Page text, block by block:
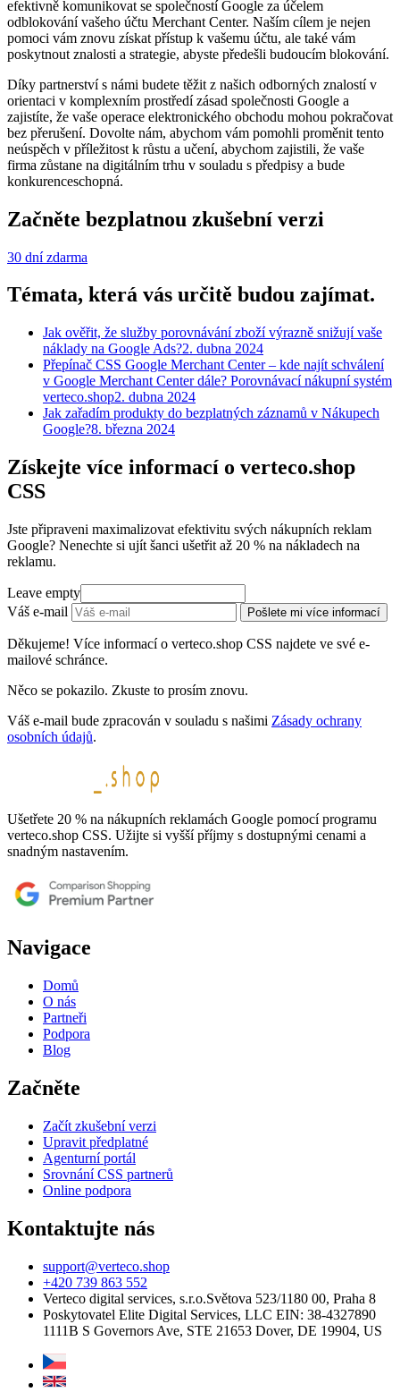
efektivně komunikovat se společností Google za účelem
odblokování vašeho účtu Merchant Center. Naším cílem je nejen
pomoci vám znovu získat přístup k vašemu účtu, ale také vám
poskytnout znalosti a strategie, abyste předešli budoucím blokování.
Díky partnerství s námi budete těžit z našich odborných znalostí v
orientaci v komplexním prostředí zásad společnosti Google a
zajistíte, že vaše operace elektronického obchodu mohou pokračovat
bez přerušení. Dovolte nám, abychom vám pomohli proměnit tento
neúspěch v příležitost k růstu a učení, abychom zajistili, že vaše
firma zůstane na digitálním trhu v souladu s předpisy a bude
konkurenceschopná.
Začněte bezplatnou zkušební verzi
30 dní zdarma
Témata, která vás určitě budou zajímat.
Jak ověřit, že služby porovnávání zboží výrazně snižují vaše
náklady na Google Ads?2. dubna 2024
Přepínač CSS Google Merchant Center – kde najít schválení
v Google Merchant Center dále? Porovnávací nákupní systém
verteco.shop2. dubna 2024
Jak zařadím produkty do bezplatných záznamů v Nákupech
Google?8. března 2024
Získejte více informací o verteco.shop
CSS
Jste připraveni maximalizovat efektivitu svých nákupních reklam
Google? Nenechte si ujít šanci ušetřit až 20 % na nákladech na
reklamu.
Leave empty
Váš e-mail
Pošlete mi více informací
Děkujeme! Více informací o verteco.shop CSS najdete ve své e-
mailové schránce.
Něco se pokazilo. Zkuste to prosím znovu.
Váš e-mail bude zpracován v souladu s našimi Zásady ochrany
osobních údajů.
Ušetřete 20 % na nákupních reklamách Google pomocí programu
verteco.shop CSS. Užijte si vyšší příjmy s dostupnými cenami a
snadným nastavením.
Navigace
Domů
O nás
Partneři
Podpora
Blog
Začněte
Začít zkušební verzi
Upravit předplatné
Agenturní portál
Srovnání CSS partnerů
Online podpora
Kontaktujte nás
support@verteco.shop
+420 739 863 552
Verteco digital services, s.r.o.Světova 523/1180 00, Praha 8
Poskytovatel Elite Digital Services, LLC EIN: 38-4327890
1111B S Governors Ave, STE 21653 Dover, DE 19904, US